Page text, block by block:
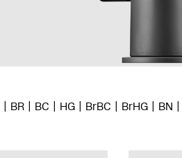
BR BC HG BrBC BrHG
BN